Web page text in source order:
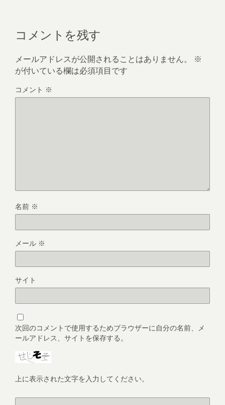
コメントを残す
メールアドレスが公開されることはありません。
※
が付いている欄は必須項目です
コメント ※
名前 ※
メール ※
サイト
次回のコメントで使用するためブラウザーに自分の名前、メ
ールアドレス、サイトを保存する。
上に表示された文字を入力してください。